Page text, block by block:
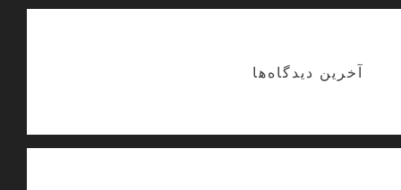
آخرین دیدگاه‌ها